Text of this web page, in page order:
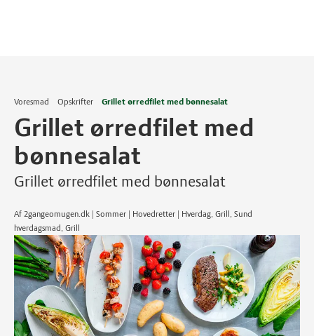
Voresmad Opskrifter Grillet ørredfilet med bønnesalat
Grillet ørredfilet med
bønnesalat
Grillet ørredfilet med bønnesalat
Af 2gangeomugen.dk | Sommer | Hovedretter | Hverdag, Grill, Sund
hverdagsmad, Grill